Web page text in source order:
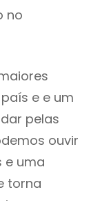
no
e e um
pelas
ouvir
e uma
torna